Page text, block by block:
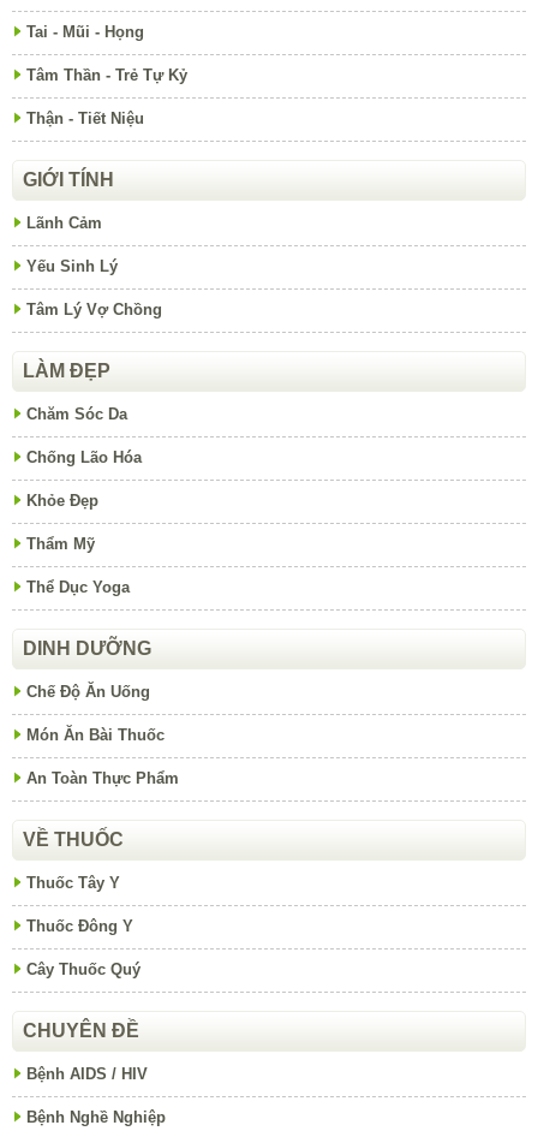
Tai - Mũi - Họng
Tâm Thần - Trẻ Tự Kỷ
Thận - Tiết Niệu
GIỚI TÍNH
Lãnh Cảm
Yếu Sinh Lý
Tâm Lý Vợ Chồng
LÀM ĐẸP
Chăm Sóc Da
Chống Lão Hóa
Khỏe Đẹp
Thẩm Mỹ
Thể Dục Yoga
DINH DƯỠNG
Chế Độ Ăn Uống
Món Ăn Bài Thuốc
An Toàn Thực Phẩm
VỀ THUỐC
Thuốc Tây Y
Thuốc Đông Y
Cây Thuốc Quý
CHUYÊN ĐỀ
Bệnh AIDS / HIV
Bệnh Nghề Nghiệp